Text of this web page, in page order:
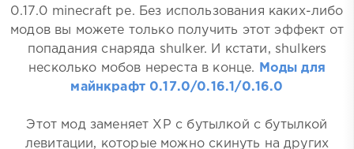
0.17.0 minecraft pe. Без использования каких-либо
модов вы можете только получить этот эффект от
попадания снаряда shulker. И кстати, shulkers
несколько мобов нереста в конце.
Моды для
майнкрафт 0.17.0/0.16.1/0.16.0
Этот мод заменяет XP с бутылкой с бутылкой
левитации, которые можно скинуть на других